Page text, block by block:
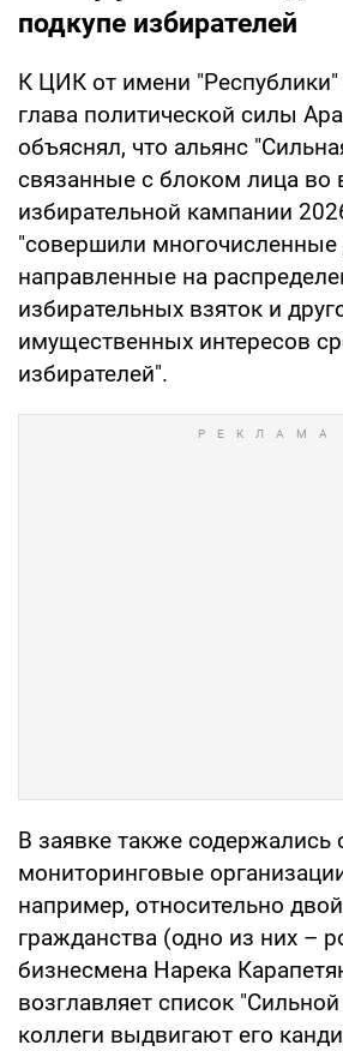
подкупе избирателей
К ЦИК от имени
глава политической силы
объяснял, что альянс
связанные с блоком лица во
избирательной кампании
"совершили многочисленные
направленные на
избирательных взяток и
имущественных интересов
избирателей".
В заявке также содержались
мониторинговые
например, относительно
гражданства (одно из них –
бизнесмена Нарека
возглавляет список
коллеги выдвигают его